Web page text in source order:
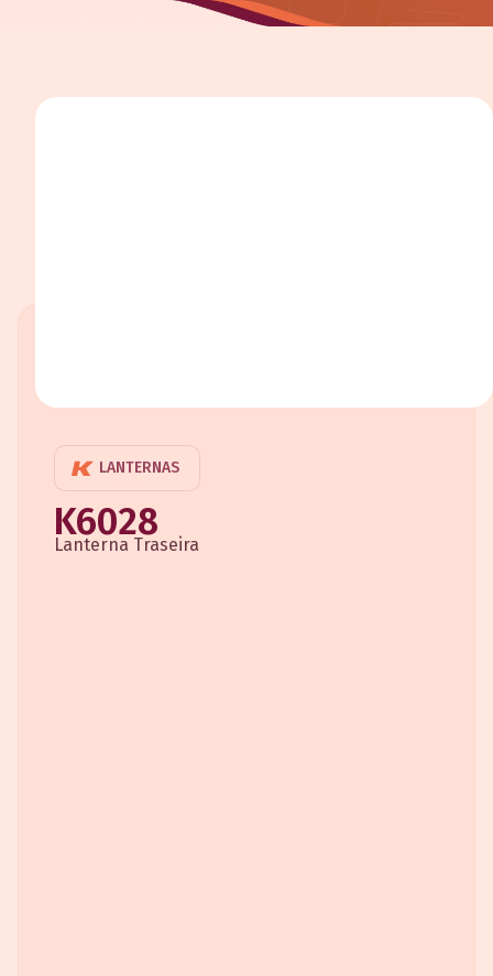
LANTERNAS
K6028
Lanterna Traseira